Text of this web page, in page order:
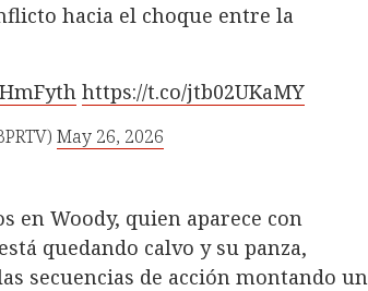
hacia el choque entre la
https://t.co/jtb02UKaMY
May 26, 2026
en Woody, quien aparece con
quedando calvo y su panza,
secuencias de acción montando un